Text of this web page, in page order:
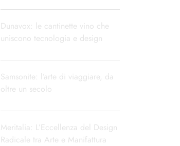
Dunavox: le cantinette vino che
uniscono tecnologia e design
Samsonite: l’arte di viaggiare, da
oltre un secolo
Meritalia: L’Eccellenza del Design
Radicale tra Arte e Manifattura